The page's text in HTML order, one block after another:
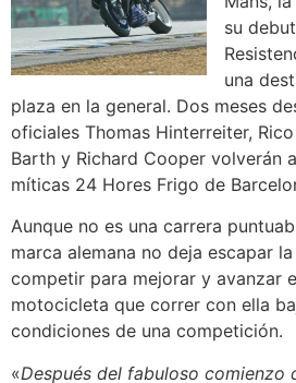
su
una
plaza en la general. Dos meses
oficiales Thomas Hinterreiter,
Barth y Richard Cooper volverán
míticas 24 Hores Frigo de
Aunque no es una carrera
marca alemana no deja escapar
competir para mejorar y avanzar
motocicleta que correr con ella
condiciones de una competición.
«Después del fabuloso comienzo